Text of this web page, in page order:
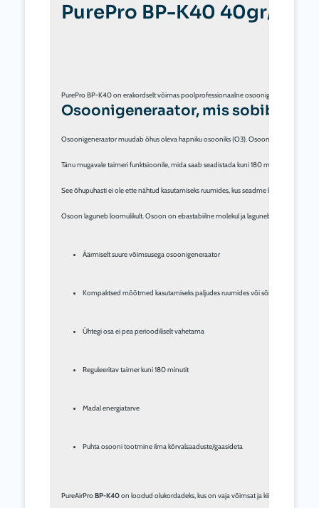
PurePro BP-K40 40gr/h
PurePro BP-K40 on erakordselt võimas poolprofessionaalne osoonigeneraator,
Osoonigeneraator, mis sobib
Osoonigeneraator muudab õhus oleva hapniku osooniks (O3). Osoon on võimas
Tänu mugavale taimeri funktsioonile, mida saab seadistada kuni 180 minutini, saab
See õhupuhasti ei ole ette nähtud kasutamiseks ruumides, kus seadme kasutamise
Äärmiselt suure võimsusega osoonigeneraator
Kompaktsed mõõtmed kasutamiseks paljudes ruumides või sõidukites
Ühtegi osa ei pea perioodiliselt vahetama
Reguleeritav taimer kuni 180 minutit
Madal energiatarve
Puhta osooni tootmine ilma kõrvalsaaduste/gaasideta
PureAirPro BP-K40 on loodud olukordadeks, kus on vaja võimsat ja kiiret